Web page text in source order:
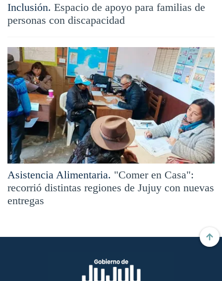
Inclusión. Espacio de apoyo para familias de
personas con discapacidad
Asistencia Alimentaria. "Comer en Casa":
recorrió distintas regiones de Jujuy con nuevas
entregas